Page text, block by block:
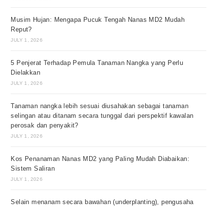
Musim Hujan: Mengapa Pucuk Tengah Nanas MD2 Mudah
Reput?
JULY 1, 2026
5 Penjerat Terhadap Pemula Tanaman Nangka yang Perlu
Dielakkan
JULY 1, 2026
Tanaman nangka lebih sesuai diusahakan sebagai tanaman
selingan atau ditanam secara tunggal dari perspektif kawalan
perosak dan penyakit?
JULY 1, 2026
Kos Penanaman Nanas MD2 yang Paling Mudah Diabaikan:
Sistem Saliran
JULY 1, 2026
Selain menanam secara bawahan (underplanting), pengusaha